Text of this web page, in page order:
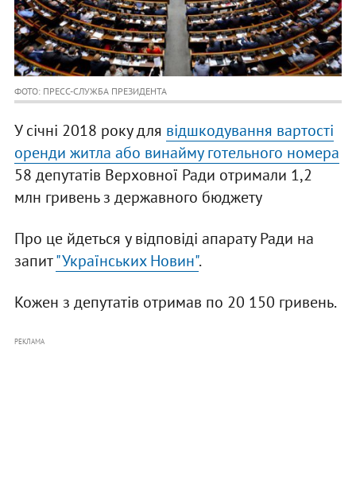
ФОТО: ПРЕСС-СЛУЖБА ПРЕЗИДЕНТА
У січні 2018 року для відшкодування вартості
оренди житла або винайму готельного номера
58 депутатів Верховної Ради отримали 1,2
млн гривень з державного бюджету
Про це йдеться у відповіді апарату Ради на
запит"Українських Новин".
Кожен з депутатів отримав по 20 150 гривень.
РЕКЛАМА